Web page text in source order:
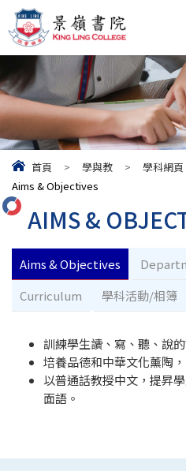
首頁 > 學與教 > 學科網頁
Aims & Objectives
AIMS &
Aims & Objectives
Curriculum
學科活動/相簿
訓練學生讀、寫、聽、說
培養品德和中華文化薰陶
以普通話教授中文，提昇
面語。